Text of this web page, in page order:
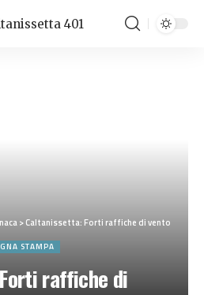
>Caltanissetta: Forti raffiche di vento
STAMPA
raffiche di